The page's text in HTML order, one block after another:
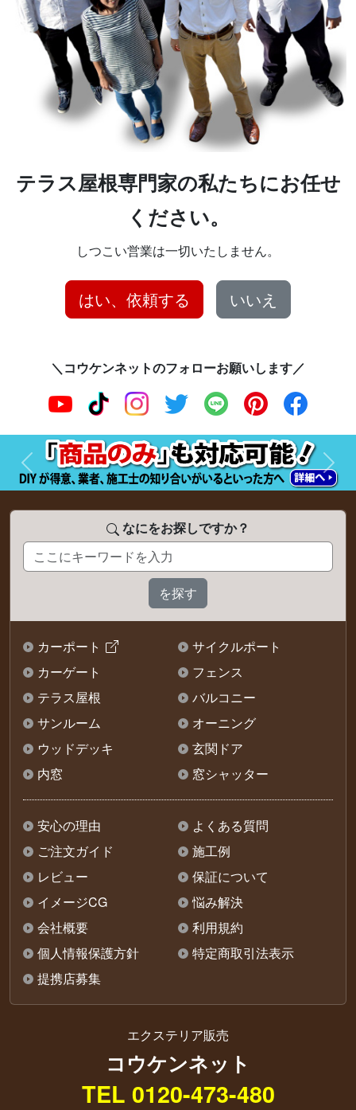
テラス屋根専門家の私たちにお任せ
ください。
しつこい営業は一切いたしません。
はい、依頼する いいえ
＼コウケンネットのフォローお願いします／
前へ 次へ
なにをお探しですか？
カーポート
サイクルポート
カーゲート
フェンス
テラス屋根
バルコニー
サンルーム
オーニング
ウッドデッキ
玄関ドア
内窓
窓シャッター
安心の理由
よくある質問
ご注文ガイド
施工例
レビュー
保証について
イメージCG
悩み解決
会社概要
利用規約
個人情報保護方針
特定商取引法表示
提携店募集
エクステリア販売
コウケンネット
TEL 0120-473-480